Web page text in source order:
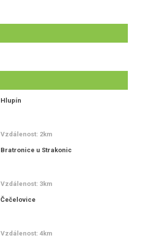
Hlupín
Vzdálenost: 2km
Bratronice u Strakonic
Vzdálenost: 3km
Čečelovice
Vzdálenost: 4km